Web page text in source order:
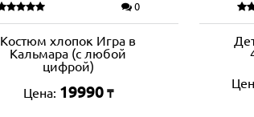
0
Костюм хлопок Игра в
Кальмара (с любой
цифрой)
Цена: 19990 ₸